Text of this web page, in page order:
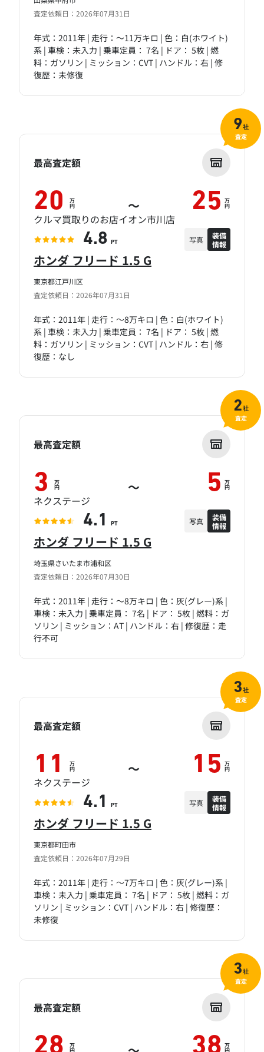
査定依頼日：2026年07月31日
年式：2011年 | 走行：～11万キロ | 色：白(ホワイト)
系 | 車検：未入力 | 乗車定員： 7名 | ドア： 5枚 | 燃
料：ガソリン | ミッション：CVT | ハンドル：右 | 修
復歴：未修復
東京都江戸川区
査定依頼日：2026年07月31日
ホンダ フリード 1.5 G
年式：2011年 | 走行：～8万キロ | 色：白(ホワイト)
系 | 車検：未入力 | 乗車定員： 7名 | ドア： 5枚 | 燃
料：ガソリン | ミッション：CVT | ハンドル：右 | 修
復歴：なし
最高査定額
20 万
円 ～ 25 万
円
クルマ買取りのお店イオン市川店
4.8 PT 写真
装備
情報
9社
査定
埼玉県さいたま市浦和区
査定依頼日：2026年07月30日
ホンダ フリード 1.5 G
年式：2011年 | 走行：～8万キロ | 色：灰(グレー)系 |
車検：未入力 | 乗車定員： 7名 | ドア： 5枚 | 燃料：ガ
ソリン | ミッション：AT | ハンドル：右 | 修復歴：走
行不可
最高査定額
3 万
円 ～ 5 万
円
ネクステージ
4.1 PT 写真
装備
情報
2社
査定
東京都町田市
査定依頼日：2026年07月29日
ホンダ フリード 1.5 G
年式：2011年 | 走行：～7万キロ | 色：灰(グレー)系 |
車検：未入力 | 乗車定員： 7名 | ドア： 5枚 | 燃料：ガ
ソリン | ミッション：CVT | ハンドル：右 | 修復歴：
未修復
最高査定額
11 万
円 ～ 15 万
円
ネクステージ
4.1 PT 写真
装備
情報
3社
査定
最高査定額
万 万
3社
査定